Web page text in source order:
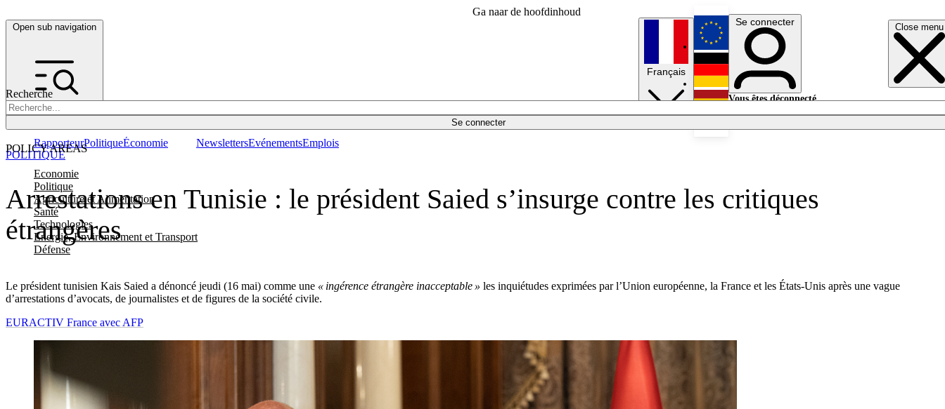
Ga naar de hoofdinhoud
Open sub navigation Close menu
Recherche
Se connecter
POLICY AREAS
Economie
Politique
Agriculture et Alimentation
Santé
Technologies
Energie, Environnement et Transport
Défense
RapporteurPolitiqueÉconomie NewslettersEvénementsEmplois
Français
English
Deutsch
Se connecter
Vous êtes déconnecté.
Arrestations en Tunisie : le président Saied s’insurge contre les critiques
étrangères
Le président tunisien Kais Saied a dénoncé jeudi (16 mai) comme une « ingérence étrangère inacceptable » les inquiétudes exprimées par l’Union européenne, la France et les États-Unis après une vague
d’arrestations d’avocats, de journalistes et de figures de la société civile.
POLITIQUE
EURACTIV France avec AFP